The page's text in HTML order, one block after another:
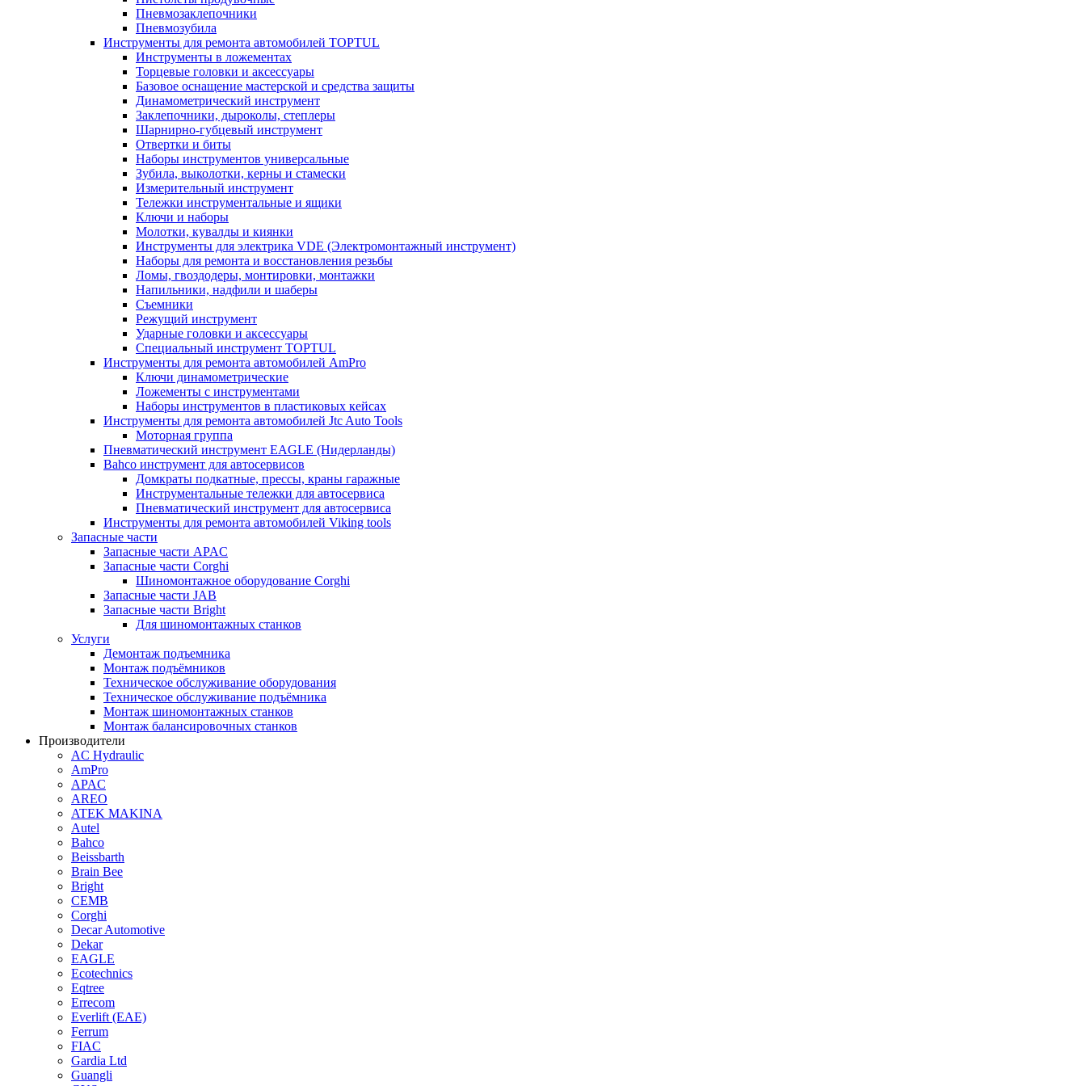
Пневмозаклепочники
Пневмозубила
Инструменты для ремонта автомобилей TOPTUL
Инструменты в ложементах
Торцевые головки и аксессуары
Базовое оснащение мастерской и средства защиты
Динамометрический инструмент
Заклепочники, дыроколы, степлеры
Шарнирно-губцевый инструмент
Отвертки и биты
Наборы инструментов универсальные
Зубила, выколотки, керны и стамески
Измерительный инструмент
Тележки инструментальные и ящики
Ключи и наборы
Молотки, кувалды и киянки
Инструменты для электрика VDE (Электромонтажный инструмент)
Наборы для ремонта и восстановления резьбы
Ломы, гвоздодеры, монтировки, монтажки
Напильники, надфили и шаберы
Съемники
Режущий инструмент
Ударные головки и аксессуары
Специальный инструмент TOPTUL
Инструменты для ремонта автомобилей AmPro
Ключи динамометрические
Ложементы с инструментами
Наборы инструментов в пластиковых кейсах
Инструменты для ремонта автомобилей Jtc Auto Tools
Моторная группа
Пневматический инструмент EAGLE (Нидерланды)
Bahco инструмент для автосервисов
Домкраты подкатные, прессы, краны гаражные
Инструментальные тележки для автосервиса
Пневматический инструмент для автосервиса
Инструменты для ремонта автомобилей Viking tools
Запасные части
Запасные части APAC
Запасные части Corghi
Шиномонтажное оборудование Corghi
Запасные части JAB
Запасные части Bright
Для шиномонтажных станков
Услуги
Демонтаж подъемника
Монтаж подъёмников
Техническое обслуживание оборудования
Техническое обслуживание подъёмника
Монтаж шиномонтажных станков
Монтаж балансировочных станков
Производители
AC Hydraulic
AmPro
APAC
AREO
ATEK MAKINA
Autel
Bahco
Beissbarth
Brain Bee
Bright
CEMB
Corghi
Decar Automotive
Dekar
EAGLE
Ecotechnics
Eqtree
Errecom
Everlift (EAE)
Ferrum
FIAC
Gardia Ltd
Guangli